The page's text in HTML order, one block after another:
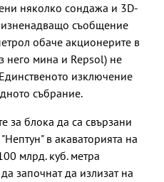
няколко сондажа и 3D-
съобщение
обаче акционерите в
него мина и Repsol) не
изключение
събрание.
за блока да са свързани
в акаваторията на
млрд. куб. метра
започнат да излизат на